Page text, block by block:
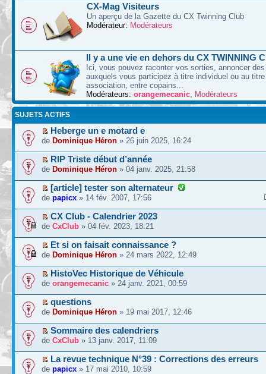
CX-Mag Visiteurs
Un aperçu de la Gazette du CX Twinning Club
Modérateur: Modérateurs
Il y a une vie en dehors du CX TWINNING
Ici, vous pouvez raconter vos sorties, annoncer
auxquels vous participez à titre individuel ou au
association, entre copains...
Modérateurs: orangemecanic Modérateurs
SUJETS ACTIFS
Heberge un e motard e
de Dominique Héron » 26 juin 2025, 16:24
RIP Triste début d’année
de Dominique Héron » 04 janv. 2025, 21:58
[article] tester son alternateur
de papicx » 14 fév. 2007, 17:56
CX Club - Calendrier 2023
de CxClub » 04 fév. 2023, 18:21
Et si on faisait connaissance ?
de Dominique Héron » 24 mars 2022, 12:49
HistoVec Historique de Véhicule
de orangemecanic » 24 janv. 2021, 00:59
questions
de Dominique Héron » 19 mai 2017, 12:46
Sommaire des calendriers
de CxClub » 13 janv. 2017, 11:09
La revue technique N°39 : Corrections des erreurs
de papicx » 17 mai 2010, 10:59